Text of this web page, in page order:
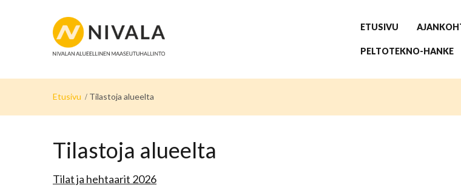
ETUSIVU
PELTOTEKNO-HANKE
Etusivu Tilastoja alueelta
Tilastoja alueelta
Tilat ja hehtaarit 2026